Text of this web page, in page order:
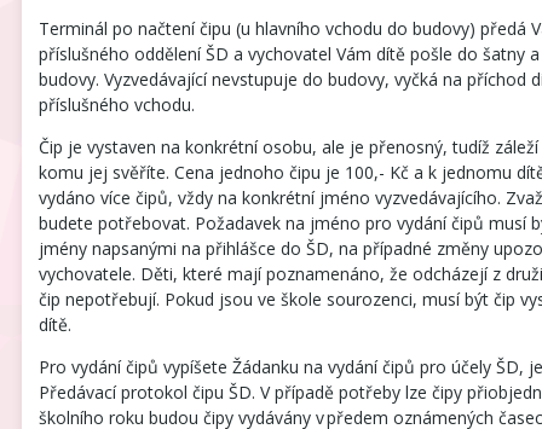
Terminál po načtení čipu (u hlavního vchodu do budovy) předá
příslušného oddělení ŠD a vychovatel Vám dítě pošle do šatny
budovy. Vyzvedávající nevstupuje do budovy, vyčká na příchod
příslušného vchodu.
Čip je vystaven na konkrétní osobu, ale je přenosný, tudíž
komu jej svěříte. Cena jednoho čipu je 100,- Kč a k jednomu
vydáno více čipů, vždy na konkrétní jméno vyzvedávajícího.
budete potřebovat. Požadavek na jméno pro vydání čipů musí
jmény napsanými na přihlášce do ŠD, na případné změny
vychovatele. Děti, které mají poznamenáno, že odcházejí z
čip nepotřebují. Pokud jsou ve škole sourozenci, musí být čip
dítě.
Pro vydání čipů vypíšete Žádanku na vydání čipů pro účely ŠD,
Předávací protokol čipu ŠD. V případě potřeby lze čipy
školního roku budou čipy vydávány v předem oznámených